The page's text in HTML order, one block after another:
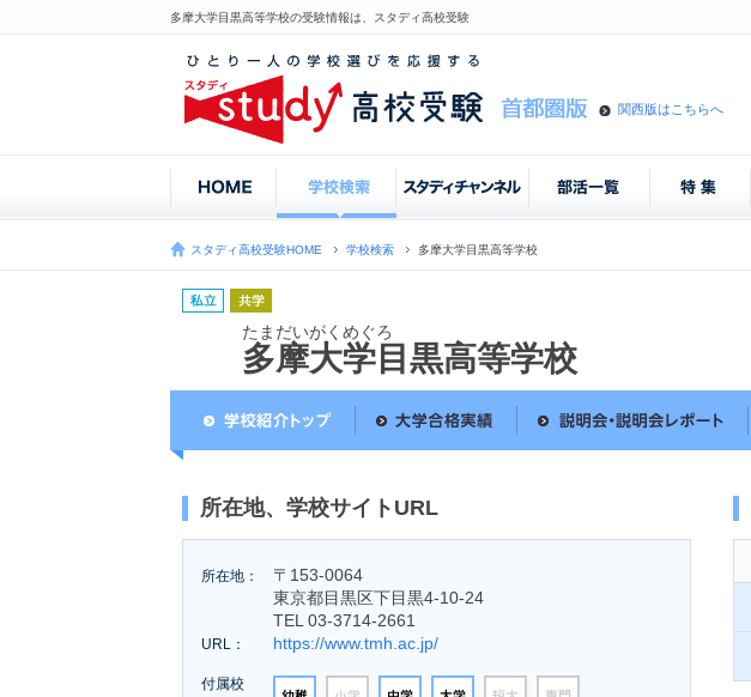
多摩大学目黒高等学校の受験情報は、スタディ高校受験
関西版はこちらへ
スタディ高校受験HOME 学校検索 多摩大学目黒高等学校
たまだいがくめぐろ
多摩大学目黒高等学校
所在地、学校サイトURL
所在地：
〒153-0064
東京都目黒区下目黒4-10-24
TEL 03-3714-2661
URL： https://www.tmh.ac.jp/
付属校